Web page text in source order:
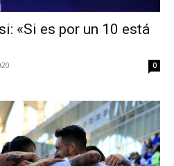
«Si es por un 10 está
0